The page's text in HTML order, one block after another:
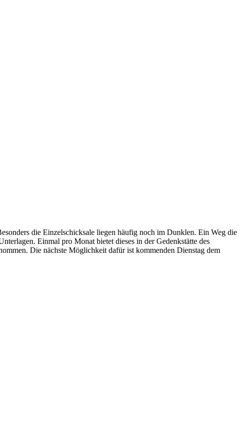
die Einzelschicksale liegen häufig noch im Dunklen. Ein Weg die
Einmal pro Monat bietet dieses in der Gedenkstätte des
Die nächste Möglichkeit dafür ist kommenden Dienstag dem